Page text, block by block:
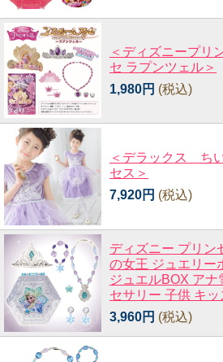
＜ディズニープリ
セ ラプンツェル＞
1,980円 (税込)
＜デラックス ち
セス＞
7,920円 (税込)
ディズニー プリン
の女王 ジュエリー
ジュエルBOX アナ
セサリー 子供 キッ
3,960円 (税込)